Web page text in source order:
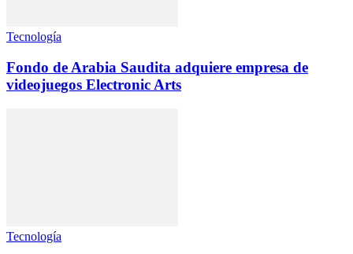
Tecnología
Fondo de Arabia Saudita adquiere empresa de
videojuegos Electronic Arts
Tecnología